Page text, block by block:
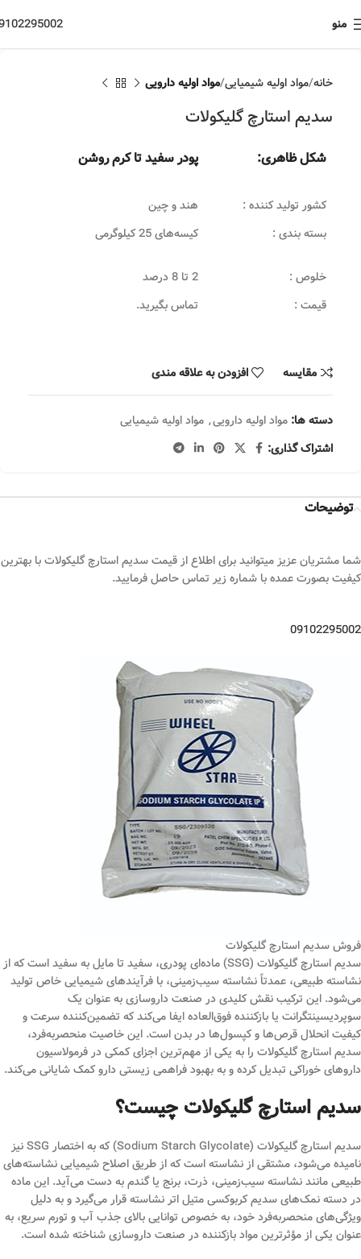
منو
خانه مواد اولیه شیمیایی مواد اولیه دارویی
سدیم استارچ گلیکولات
شکل ظاهری: پودر سفید تا کرم روشن
کشور تولید کننده :
هند و چین
بسته بندی :
کیسه‌های 25 کیلوگرمی
خلوص :
2 تا 8 درصد
قیمت :
تماس بگیرید.
مقایسه افزودن به علاقه مندی
دسته ها: مواد اولیه دارویی, مواد اولیه شیمیایی
اشتراک گذاری:
توضیحات
شما مشتریان عزیز میتوانید برای اطلاع از قیمت سدیم استارچ گلیکولات با بهترین
کیفیت بصورت عمده با شماره زیر تماس حاصل فرمایید.
09102295002
فروش سدیم استارچ گلیکولات
سدیم استارچ گلیکولات (SSG) ماده‌ای پودری، سفید تا مایل به سفید است که از
نشاسته طبیعی، عمدتاً نشاسته سیب‌زمینی، با فرآیندهای شیمیایی خاص تولید
می‌شود. این ترکیب نقش کلیدی در صنعت داروسازی به عنوان یک
سوپردیسینتگرانت یا بازکننده فوق‌العاده ایفا می‌کند که تضمین‌کننده سرعت و
کیفیت انحلال قرص‌ها و کپسول‌ها در بدن است. این خاصیت منحصربه‌فرد،
سدیم استارچ گلیکولات را به یکی از مهم‌ترین اجزای کمکی در فرمولاسیون
داروهای خوراکی تبدیل کرده و به بهبود فراهمی زیستی دارو کمک شایانی می‌کند.
سدیم استارچ گلیکولات چیست؟
سدیم استارچ گلیکولات (Sodium Starch Glycolate) که به اختصار SSG نیز
نامیده می‌شود، مشتقی از نشاسته است که از طریق اصلاح شیمیایی نشاسته‌های
طبیعی مانند نشاسته سیب‌زمینی، ذرت، برنج یا گندم به دست می‌آید. این ماده
در دسته نمک‌های سدیم کربوکسی متیل اتر نشاسته قرار می‌گیرد و به دلیل
ویژگی‌های منحصربه‌فرد خود، به خصوص توانایی بالای جذب آب و تورم سریع، به
عنوان یکی از مؤثرترین مواد بازکننده در صنعت داروسازی شناخته شده است.